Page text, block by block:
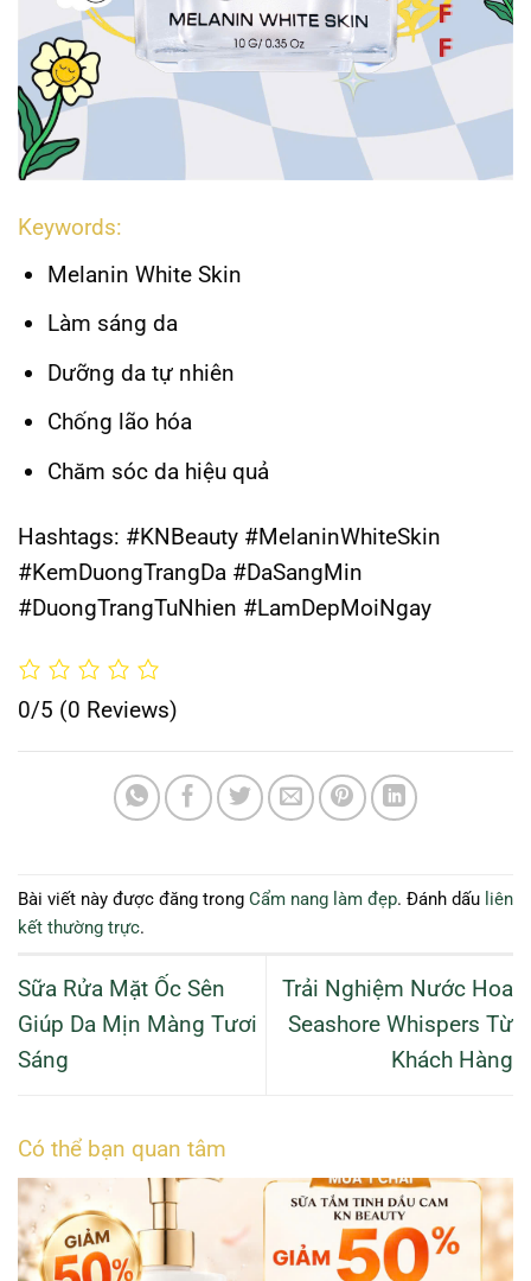
Keywords:
Melanin White Skin
Làm sáng da
Dưỡng da tự nhiên
Chống lão hóa
Chăm sóc da hiệu quả
Hashtags: #KNBeauty #MelaninWhiteSkin
#KemDuongTrangDa #DaSangMin
#DuongTrangTuNhien #LamDepMoiNgay
0/5 (0 Reviews)
Bài viết này được đăng trong Cẩm nang làm đẹp. Đánh dấu liên
kết thường trực.
Sữa Rửa Mặt Ốc Sên
Giúp Da Mịn Màng Tươi
Sáng
Trải Nghiệm Nước Hoa
Seashore Whispers Từ
Khách Hàng
Có thể bạn quan tâm